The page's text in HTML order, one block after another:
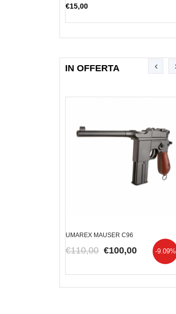
€15,00
IN OFFERTA
UMAREX MAUSER C96
-9.09%
€110,00 €100,00